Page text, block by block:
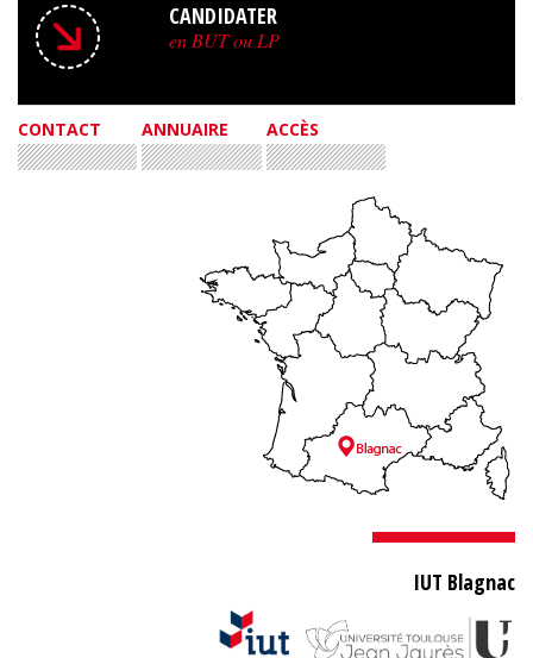
CANDIDATER
en BUT ou LP
CONTACT ANNUAIRE ACCÈS
IUT Blagnac